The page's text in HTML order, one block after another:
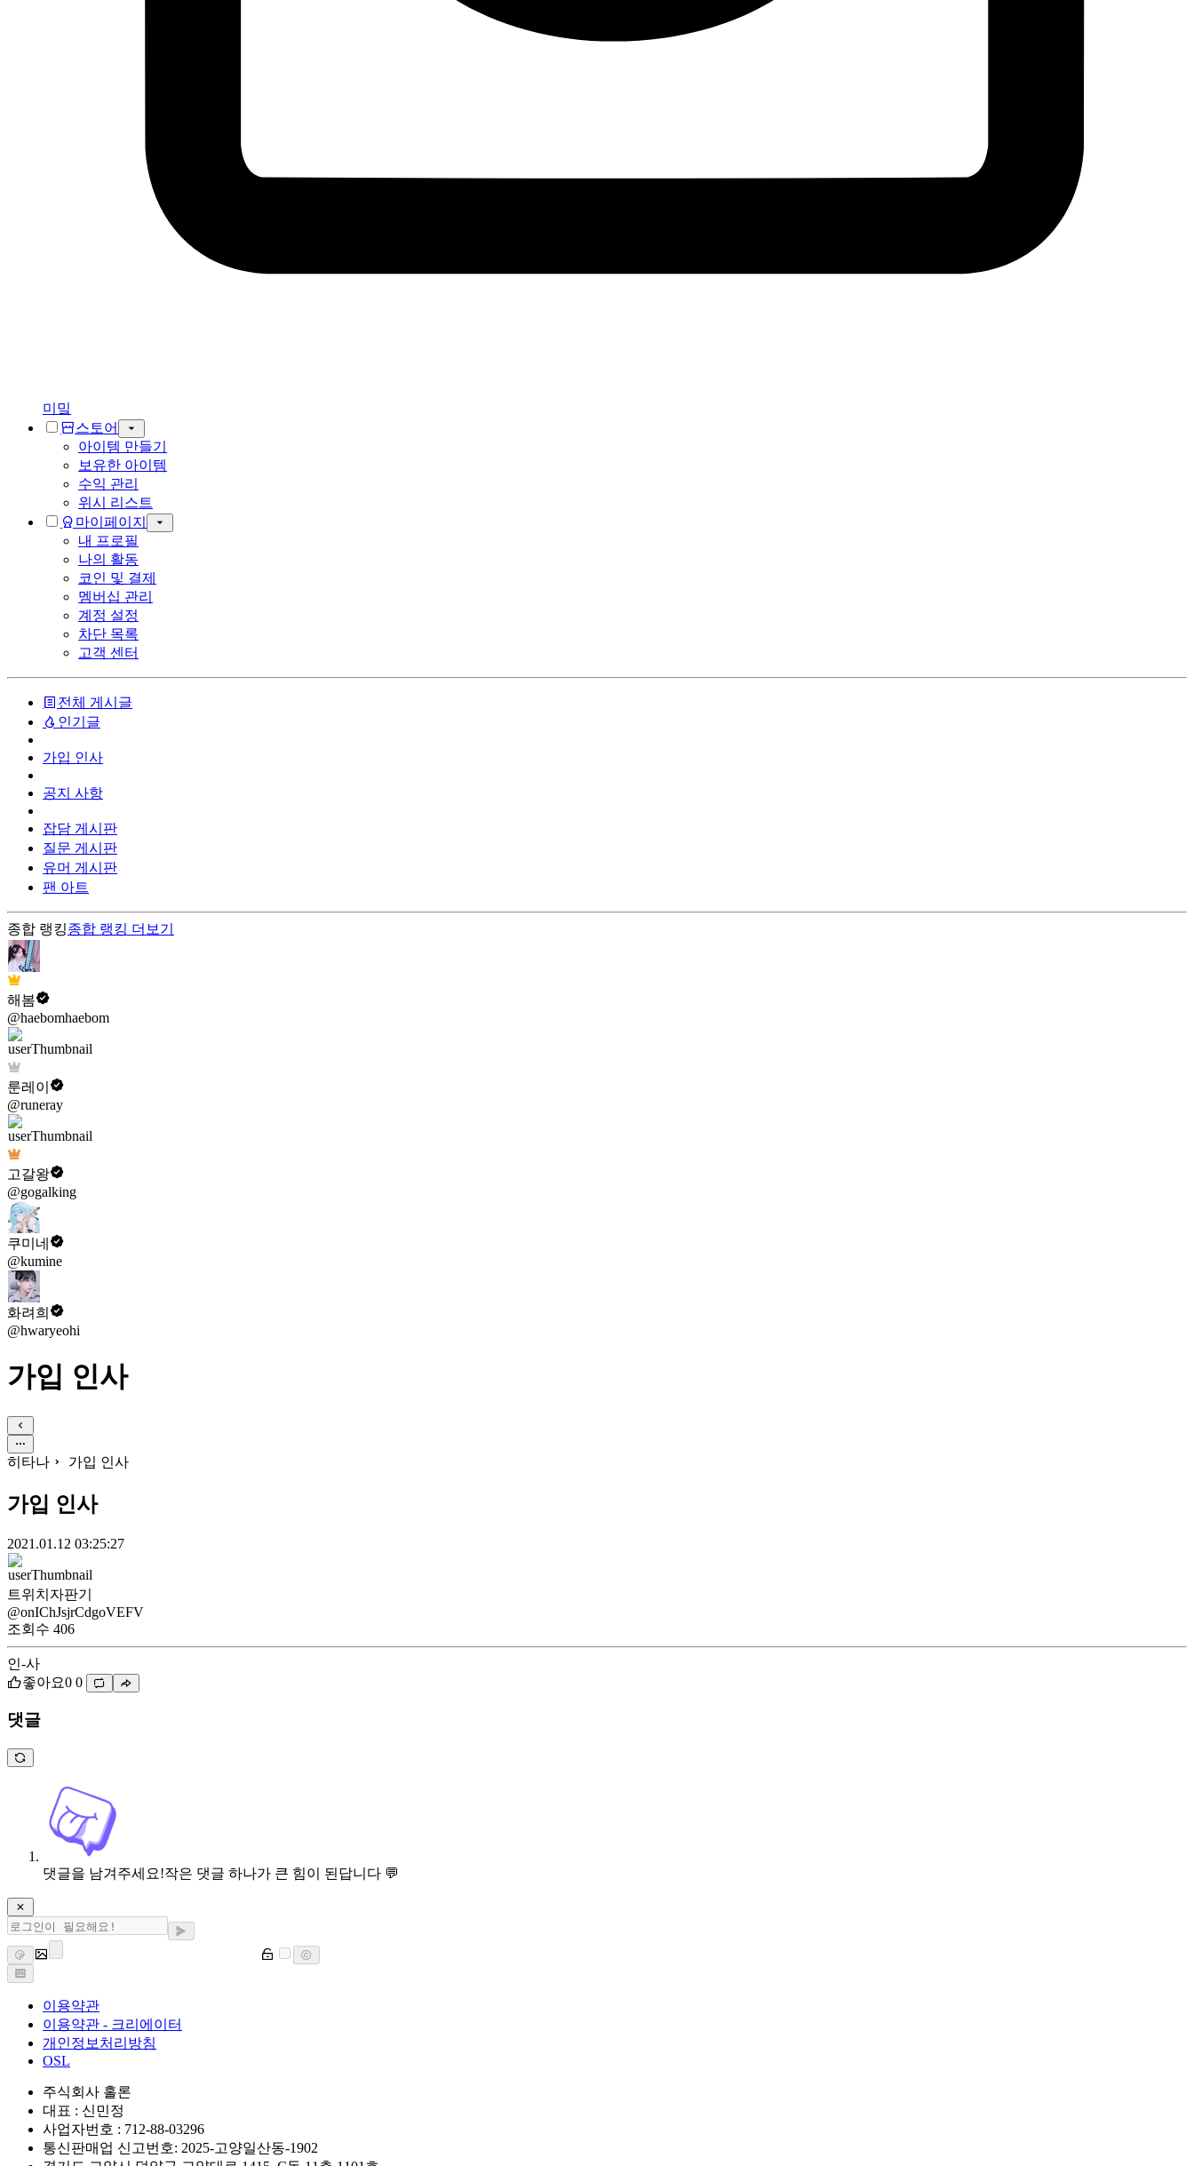
미밐
스토어
아이템 만들기
보유한 아이템
수익 관리
위시 리스트
마이페이지
내 프로필
나의 활동
코인 및 결제
멤버십 관리
계정 설정
차단 목록
고객 센터
전체 게시글
인기글
가입 인사
공지 사항
잡담 게시판
질문 게시판
유머 게시판
팬 아트
종합 랭킹종합 랭킹 더보기
해봄
@haebomhaebom
룬레이
@runeray
고갈왕
@gogalking
쿠미네
@kumine
화려희
@hwaryeohi
가입 인사
히타나 가입 인사
가입 인사
2021.01.12 03:25:27
트위치자판기
@onIChJsjrCdgoVEFV
조회수 406
인-사
좋아요0 0
댓글
댓글을 남겨주세요!작은 댓글 하나가 큰 힘이 된답니다 💬
이용약관
이용약관 - 크리에이터
개인정보처리방침
OSL
주식회사 홀론
대표 : 신민정
사업자번호 : 712-88-03296
통신판매업 신고번호: 2025-고양일산동-1902